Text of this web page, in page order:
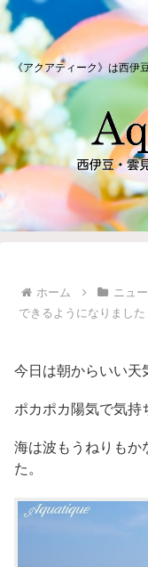
《アクアティーク》は西伊
ホーム ニュ
できるようになりました
今日は朝からいい天
ポカポカ陽気で気持
海は波もうねりもか
た。